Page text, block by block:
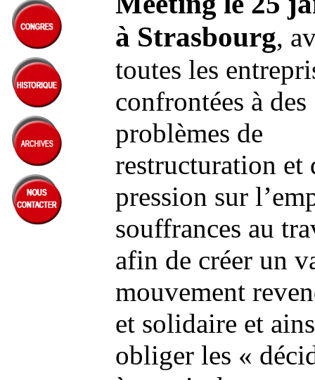
à Strasbourg,
toutes les
confrontées à des
problèmes de
restructuration et
pression sur
souffrances au
afin de créer un
mouvement
et solidaire et
obliger les «